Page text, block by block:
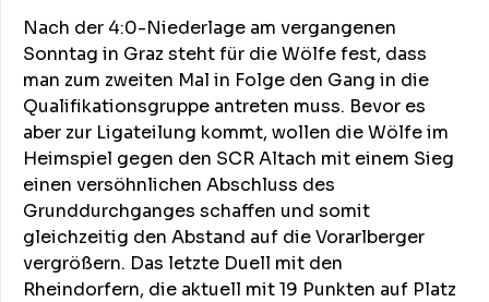
Nach der 4:0-Niederlage am vergangenen
Sonntag in Graz steht für die Wölfe fest, dass
man zum zweiten Mal in Folge den Gang in die
Qualifikationsgruppe antreten muss. Bevor es
aber zur Ligateilung kommt, wollen die Wölfe im
Heimspiel gegen den SCR Altach mit einem Sieg
einen versöhnlichen Abschluss des
Grunddurchganges schaffen und somit
gleichzeitig den Abstand auf die Vorarlberger
vergrößern. Das letzte Duell mit den
Rheindorfern, die aktuell mit 19 Punkten auf Platz